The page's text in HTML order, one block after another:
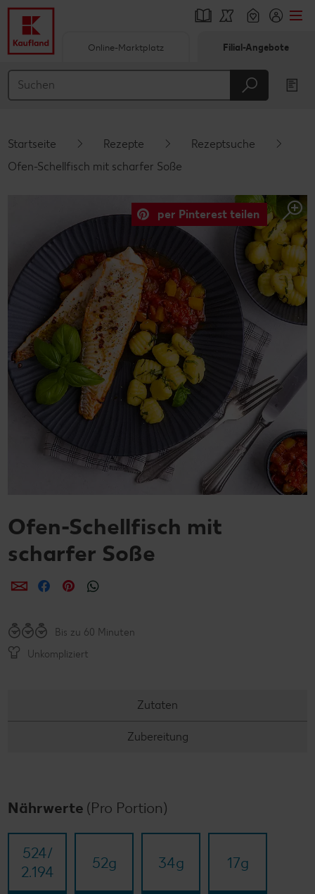
Hauptinhalt
Schwebender Seitenbereich
Online-Marktplatz Filial-Angebote
Startseite Rezepte
Rezeptsuche
Ofen-Schellfisch mit scharfer Soße
per Pinterest teilen
Ofen-Schellfisch mit
scharfer Soße
per E-Mail teilen
per Facebook teilen
per Pinterest teilen
Bis zu 60 Minuten
Unkompliziert
Zutaten
Zubereitung
Nährwerte (Pro Portion)
524/​
2.194
52g 34g 17g